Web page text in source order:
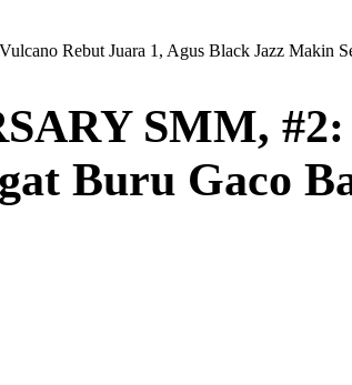
Rebut Juara 1, Agus Black Jazz Makin
SMM,
Buru Gaco